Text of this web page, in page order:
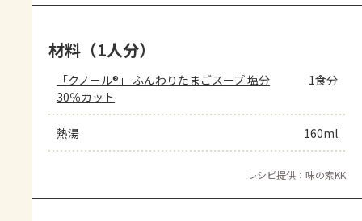
材料（1人分）
「クノール®」 ふんわりたまごスープ 塩分
30％カット
1食分
熱湯 160ml
レシピ提供：味の素KK